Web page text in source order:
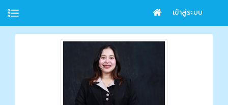
เข้าสู่ระบบ